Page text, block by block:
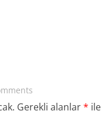
Gerekli alanlar* ile